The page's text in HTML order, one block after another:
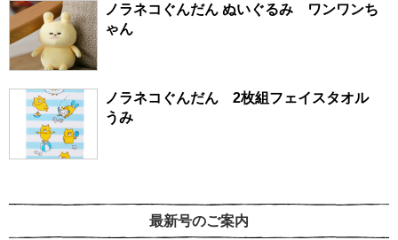
ノラネコぐんだん ぬいぐるみ ワンワンち
ゃん
ノラネコぐんだん 2枚組フェイスタオル
うみ
最新号のご案内